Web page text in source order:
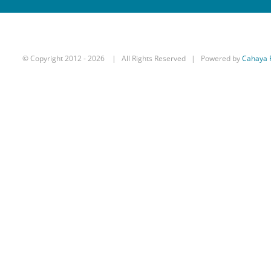
© Copyright 2012 -2026 | All Rights Reserved | Powered byCahaya